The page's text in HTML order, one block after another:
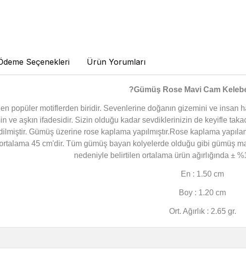
Seçenekleri Ürün Yorumları
?Gümüş Rose Mavi Cam
popüler motiflerden biridir. Sevenlerine doğanın gizemini ve insan
ve aşkın ifadesidir. Sizin olduğu kadar sevdiklerinizin de keyifle
Gümüş üzerine rose kaplama yapılmıştır.Rose kaplama
45 cm'dir. Tüm gümüş bayan kolyelerde olduğu gibi gümüş
nedeniyle belirtilen ortalama ürün ağırlığında ±
En : 1.50 cm
Boy : 1.20 cm
Ort. Ağırlık : 2.65 gr.